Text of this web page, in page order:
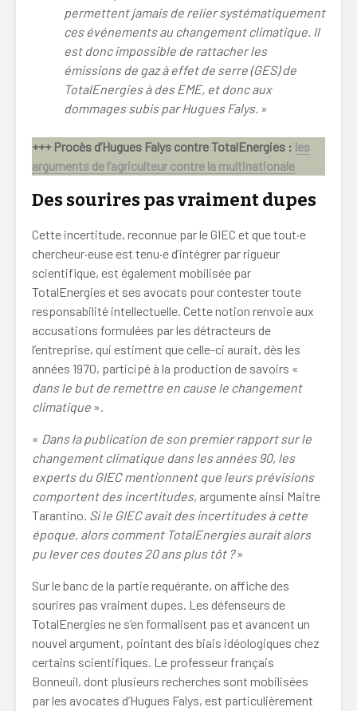
permettent jamais de relier systématiquement
ces événements au changement climatique. Il
est donc impossible de rattacher les
émissions de gaz à effet de serre (GES) de
TotalEnergies à des EME, et donc aux
dommages subis par Hugues Falys. »
+++ Procès d’Hugues Falys contre TotalEnergies : les
arguments de l’agriculteur contre la multinationale
Des sourires pas vraiment dupes
Cette incertitude, reconnue par le GIEC et que tout·e
chercheur·euse est tenu·e d’intégrer par rigueur
scientifique, est également mobilisée par
TotalEnergies et ses avocats pour contester toute
responsabilité intellectuelle. Cette notion renvoie aux
accusations formulées par les détracteurs de
l’entreprise, qui estiment que celle-ci aurait, dès les
années 1970, participé à la production de savoirs «
dans le but de remettre en cause le changement
climatique ».
« Dans la publication de son premier rapport sur le
changement climatique dans les années 90, les
experts du GIEC mentionnent que leurs prévisions
comportent des incertitudes, argumente ainsi Maitre
Tarantino. Si le GIEC avait des incertitudes à cette
époque, alors comment TotalEnergies aurait alors
pu lever ces doutes 20 ans plus tôt? »
Sur le banc de la partie requérante, on affiche des
sourires pas vraiment dupes. Les défenseurs de
TotalEnergies ne s’en formalisent pas et avancent un
nouvel argument, pointant des biais idéologiques chez
certains scientifiques. Le professeur français
Bonneuil, dont plusieurs recherches sont mobilisées
par les avocates d’Hugues Falys, est particulièrement